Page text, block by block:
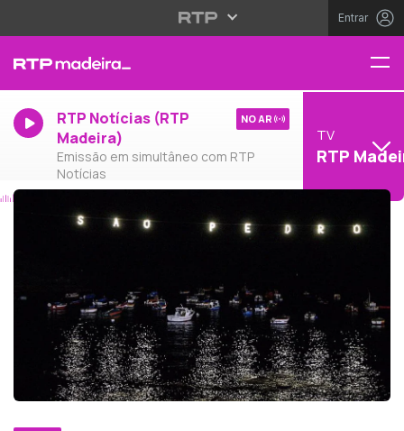
Entrar
RTP Notícias (RTP
Madeira)
Emissão em simultâneo com RTP
Notícias
NO AR
TV
RTP